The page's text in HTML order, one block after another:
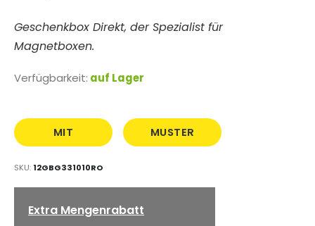
Geschenkbox Direkt, der Spezialist für
Magnetboxen.
Verfügbarkeit: auf Lager
MIT
MUSTER
SKU 12GBG331010RO
Extra Mengenrabatt